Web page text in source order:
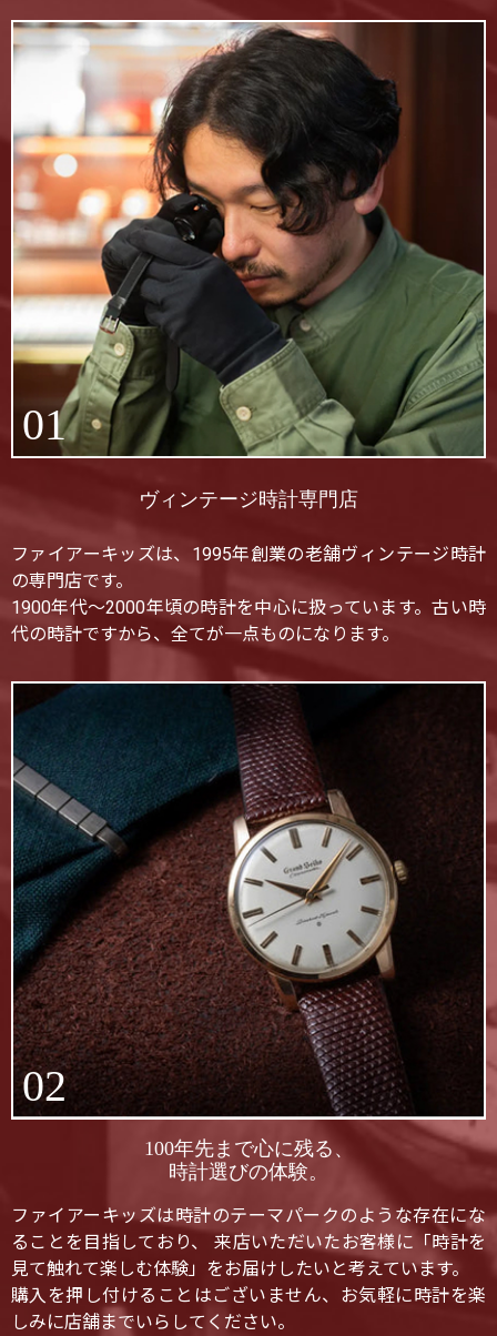
01
ヴィンテージ時計専門店
ファイアーキッズは、1995年創業の老舗ヴィンテージ時計
の専門店です。
1900年代〜2000年頃の時計を中心に扱っています。古い時
代の時計ですから、全てが一点ものになります。
02
100年先まで心に残る、
時計選びの体験。
ファイアーキッズは時計のテーマパークのような存在にな
ることを目指しており、 来店いただいたお客様に「時計を
見て触れて楽しむ体験」をお届けしたいと考えています。
購入を押し付けることはございません、お気軽に時計を楽
しみに店舗までいらしてください。